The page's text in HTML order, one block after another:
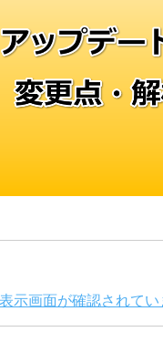
示画面が確認されてい